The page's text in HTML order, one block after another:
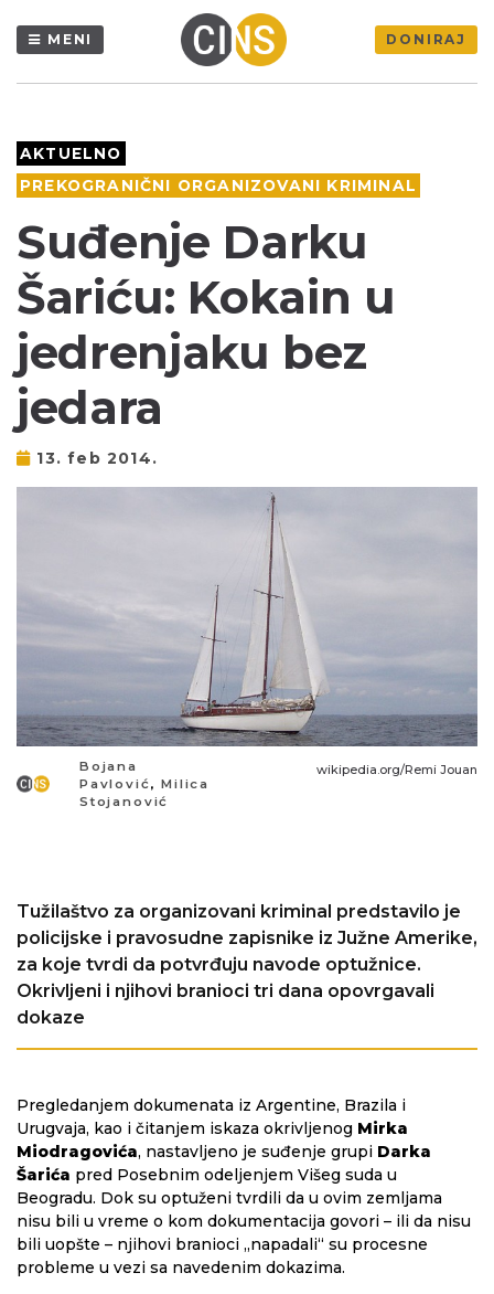
MENI DONIRAJ
AKTUELNO
PREKOGRANIČNI ORGANIZOVANI KRIMINAL
Suđenje Darku
Šariću: Kokain u
jedrenjaku bez
jedara
13. feb 2014.
Bojana
Pavlović,Milica
Stojanović
wikipedia.org/Remi Jouan
Tužilaštvo za organizovani kriminal predstavilo je
policijske i pravosudne zapisnike iz Južne Amerike,
za koje tvrdi da potvrđuju navode optužnice.
Okrivljeni i njihovi branioci tri dana opovrgavali
dokaze
Pregledanjem dokumenata iz Argentine, Brazila i
Urugvaja, kao i čitanjem iskaza okrivljenog Mirka
Miodragovića, nastavljeno je suđenje grupi Darka
Šarića pred Posebnim odeljenjem Višeg suda u
Beogradu. Dok su optuženi tvrdili da u ovim zemljama
nisu bili u vreme o kom dokumentacija govori – ili da nisu
bili uopšte – njihovi branioci „napadali“ su procesne
probleme u vezi sa navedenim dokazima.